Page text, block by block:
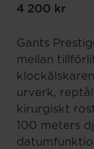
Pris:4 200 kr
4 200 kr
Gants
mellan
urverk,
kirurgiskt
100 meters